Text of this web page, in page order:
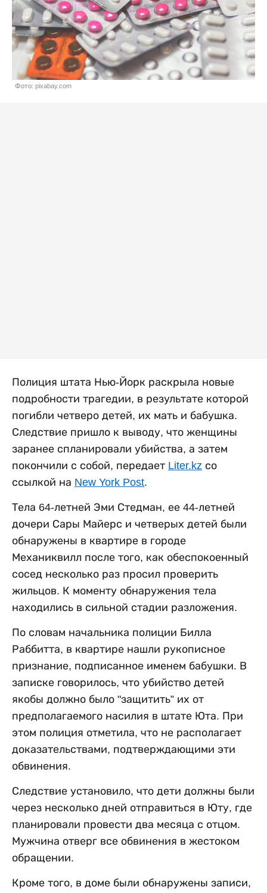
Фото: pixabay.com
Полиция штата Нью-Йорк раскрыла новые
подробности трагедии, в результате которой
погибли четверо детей, их мать и бабушка.
Следствие пришло к выводу, что женщины
заранее спланировали убийства, а затем
покончили с собой, передает Liter.kz со
ссылкой на New York Post.
Тела 64-летней Эми Стедман, ее 44-летней
дочери Сары Майерс и четверых детей были
обнаружены в квартире в городе
Механиквилл после того, как обеспокоенный
сосед несколько раз просил проверить
жильцов. К моменту обнаружения тела
находились в сильной стадии разложения.
По словам начальника полиции Билла
Раббитта, в квартире нашли рукописное
признание, подписанное именем бабушки. В
записке говорилось, что убийство детей
якобы должно было "защитить” их от
предполагаемого насилия в штате Юта. При
этом полиция отметила, что не располагает
доказательствами, подтверждающими эти
обвинения.
Следствие установило, что дети должны были
через несколько дней отправиться в Юту, где
планировали провести два месяца с отцом.
Мужчина отверг все обвинения в жестоком
обращении.
Кроме того, в доме были обнаружены записи,